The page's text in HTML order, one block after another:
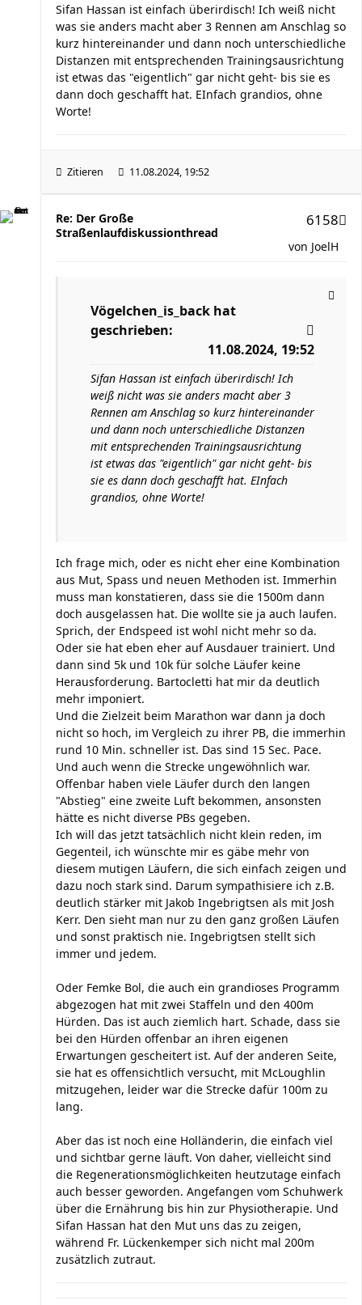
Sifan Hassan ist einfach überirdisch! Ich weiß nicht
was sie anders macht aber 3 Rennen am Anschlag so
kurz hintereinander und dann noch unterschiedliche
Distanzen mit entsprechenden Trainingsausrichtung
ist etwas das "eigentlich" gar nicht geht- bis sie es
dann doch geschafft hat. EInfach grandios, ohne
Worte!
Zitieren 11.08.2024, 19:52
Re: Der Große
Straßenlaufdiskussionthread
6158
von JoelH
Vögelchen_is_back hat
geschrieben:
11.08.2024, 19:52
Sifan Hassan ist einfach überirdisch! Ich
weiß nicht was sie anders macht aber 3
Rennen am Anschlag so kurz hintereinander
und dann noch unterschiedliche Distanzen
mit entsprechenden Trainingsausrichtung
ist etwas das "eigentlich" gar nicht geht- bis
sie es dann doch geschafft hat. EInfach
grandios, ohne Worte!
Ich frage mich, oder es nicht eher eine Kombination
aus Mut, Spass und neuen Methoden ist. Immerhin
muss man konstatieren, dass sie die 1500m dann
doch ausgelassen hat. Die wollte sie ja auch laufen.
Sprich, der Endspeed ist wohl nicht mehr so da.
Oder sie hat eben eher auf Ausdauer trainiert. Und
dann sind 5k und 10k für solche Läufer keine
Herausforderung. Bartocletti hat mir da deutlich
mehr imponiert.
Und die Zielzeit beim Marathon war dann ja doch
nicht so hoch, im Vergleich zu ihrer PB, die immerhin
rund 10 Min. schneller ist. Das sind 15 Sec. Pace.
Und auch wenn die Strecke ungewöhnlich war.
Offenbar haben viele Läufer durch den langen
"Abstieg" eine zweite Luft bekommen, ansonsten
hätte es nicht diverse PBs gegeben.
Ich will das jetzt tatsächlich nicht klein reden, im
Gegenteil, ich wünschte mir es gäbe mehr von
diesem mutigen Läufern, die sich einfach zeigen und
dazu noch stark sind. Darum sympathisiere ich z.B.
deutlich stärker mit Jakob Ingebrigtsen als mit Josh
Kerr. Den sieht man nur zu den ganz großen Läufen
und sonst praktisch nie. Ingebrigtsen stellt sich
immer und jedem.
Oder Femke Bol, die auch ein grandioses Programm
abgezogen hat mit zwei Staffeln und den 400m
Hürden. Das ist auch ziemlich hart. Schade, dass sie
bei den Hürden offenbar an ihren eigenen
Erwartungen gescheitert ist. Auf der anderen Seite,
sie hat es offensichtlich versucht, mit McLoughlin
mitzugehen, leider war die Strecke dafür 100m zu
lang.
Aber das ist noch eine Holländerin, die einfach viel
und sichtbar gerne läuft. Von daher, vielleicht sind
die Regenerationsmöglichkeiten heutzutage einfach
auch besser geworden. Angefangen vom Schuhwerk
über die Ernährung bis hin zur Physiotherapie. Und
Sifan Hassan hat den Mut uns das zu zeigen,
während Fr. Lückenkemper sich nicht mal 200m
zusätzlich zutraut.